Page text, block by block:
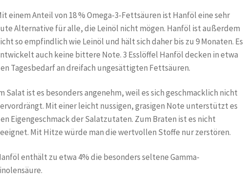
einem Anteil von 18 % Omega-3-Fettsäuren ist Hanföl eine sehr
Alternative für alle, die Leinöl nicht mögen. Hanföl ist außerdem
so empfindlich wie Leinöl und hält sich daher bis zu 9 Monaten. Es
auch keine bittere Note. 3 Esslöffel Hanföl decken in etwa
Tagesbedarf an dreifach ungesättigten Fettsäuren.
Salat ist es besonders angenehm, weil es sich geschmacklich nicht
Mit einer leicht nussigen, grasigen Note unterstützt es
Eigengeschmack der Salatzutaten. Zum Braten ist es nicht
Mit Hitze würde man die wertvollen Stoffe nur zerstören.
enthält zu etwa 4% die besonders seltene Gamma-